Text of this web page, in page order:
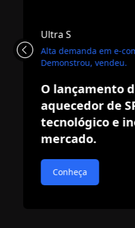
Ultra S
Alta demanda em e-
Demonstrou, vendeu.
O lançamento
aquecedor de
tecnológico e
mercado.
Conheça